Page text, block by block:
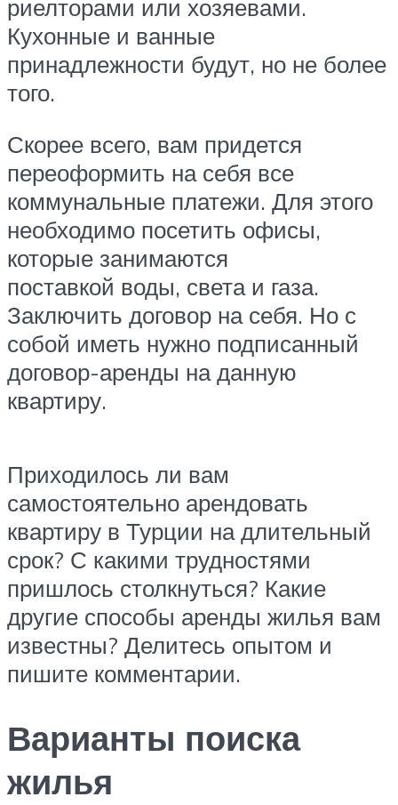
риелторами или хозяевами.
Кухонные и ванные
принадлежности будут, но не более
того.
Скорее всего, вам придется
переоформить на себя все
коммунальные платежи. Для этого
необходимо посетить офисы,
которые занимаются
поставкой воды, света и газа.
Заключить договор на себя. Но с
собой иметь нужно подписанный
договор-аренды на данную
квартиру.
Приходилось ли вам
самостоятельно арендовать
квартиру в Турции на длительный
срок? С какими трудностями
пришлось столкнуться? Какие
другие способы аренды жилья вам
известны? Делитесь опытом и
пишите комментарии.
Варианты поиска
жилья